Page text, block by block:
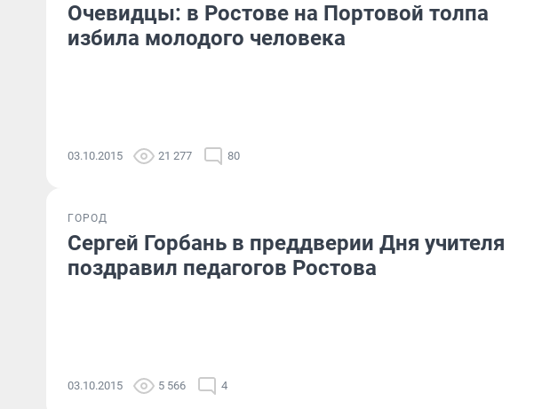
Очевидцы: в Ростове на Портовой толпа
избила молодого человека
03.10.2015 21 277 80
ГОРОД
Сергей Горбань в преддверии Дня учителя
поздравил педагогов Ростова
03.10.2015 5 566 4